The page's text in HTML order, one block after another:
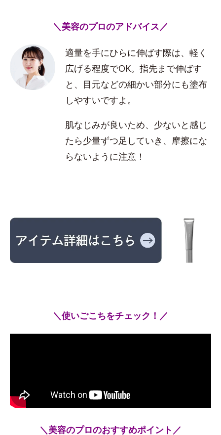
＼美容のプロのアドバイス／
適量を手にひらに伸ばす際は、軽く
広げる程度でOK。指先まで伸ばす
と、目元などの細かい部分にも塗布
しやすいですよ。
肌なじみが良いため、少ないと感じ
たら少量ずつ足していき、摩擦にな
らないように注意！
＼使いごこちをチェック！／
＼美容のプロのおすすめポイント／